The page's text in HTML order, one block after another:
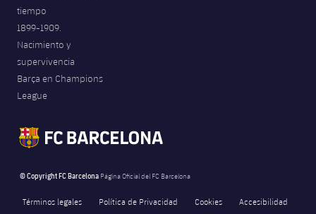
tiempo
1899-1909.
Nacimiento y
supervivencia
Barça en Champions
League
© Copyright FC Barcelona Página Oficial del FC Barcelona
Términos legales Política de Privacidad Cookies Accesibilidad